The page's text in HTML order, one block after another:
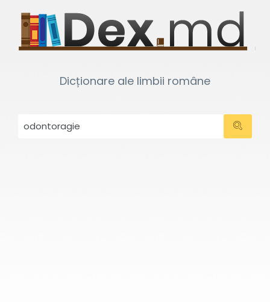
Dicționare ale limbii române